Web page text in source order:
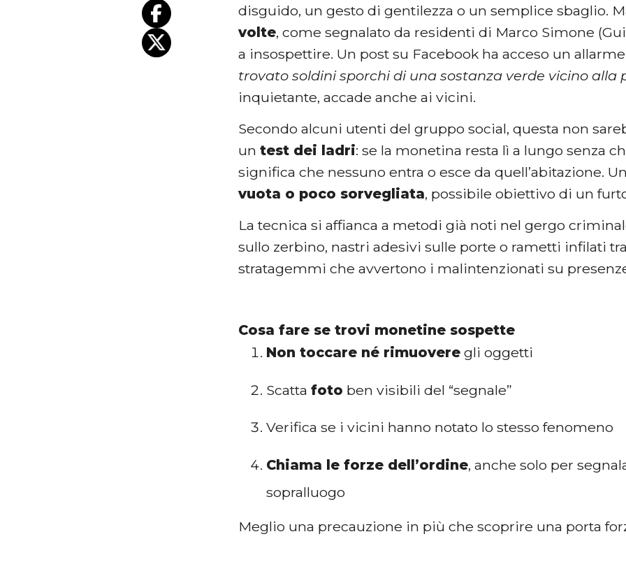
disguido, un gesto di gentilezza o un semplice sbaglio.
volte, come segnalato da residenti di Marco Simone
a insospettire. Un post su Facebook ha acceso un
trovato soldini sporchi di una sostanza verde vicino alla
inquietante, accade anche ai vicini.
Secondo alcuni utenti del gruppo social, questa non
untest dei ladri: se la monetina resta lì a lungo senza
significa che nessuno entra o esce da quell’abitazione.
vuota o poco sorvegliata, possibile obiettivo di un
La tecnica si affianca a metodi già noti nel gergo
sullo zerbino, nastri adesivi sulle porte o rametti infilati
stratagemmi che avvertono i malintenzionati su
Cosa fare se trovi monetine sospette
Non toccare né rimuovere gli oggetti
Scattafoto ben visibili del “segnale”
Verifica se i vicini hanno notato lo stesso fenomeno
Chiama le forze dell’ordine, anche solo per
sopralluogo
Meglio una precauzione in più che scoprire una porta